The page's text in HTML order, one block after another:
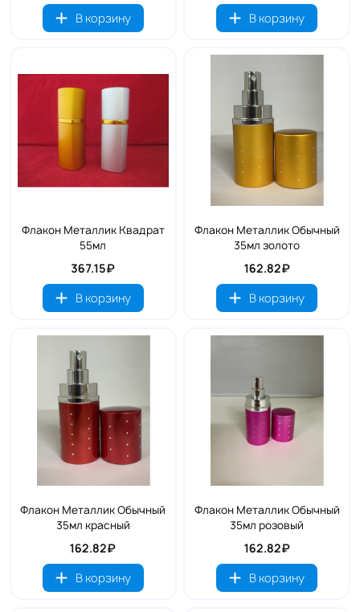
В корзину
В корзину
Флакон Металлик Квадрат
55мл
367.15₽
В корзину
Флакон Металлик Обычный
35мл золото
162.82₽
В корзину
Флакон Металлик Обычный
35мл красный
162.82₽
В корзину
Флакон Металлик Обычный
35мл розовый
162.82₽
В корзину